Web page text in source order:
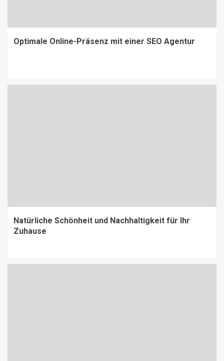
Optimale Online-Präsenz mit einer SEO Agentur
Natürliche Schönheit und Nachhaltigkeit für Ihr
Zuhause